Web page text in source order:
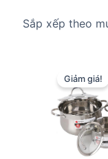
Giảm giá!